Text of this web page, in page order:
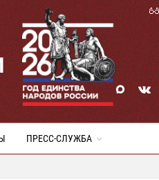
ПРЕСС-СЛУЖБА